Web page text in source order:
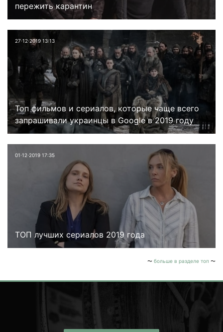
пережить карантин
27⋅12⋅2019 13:13
Топ фильмов и сериалов, которые чаще всего
запрашивали украинцы в Google в 2019 году
01⋅12⋅2019 17:35
ТОП лучших сериалов 2019 года
больше в разделе топ